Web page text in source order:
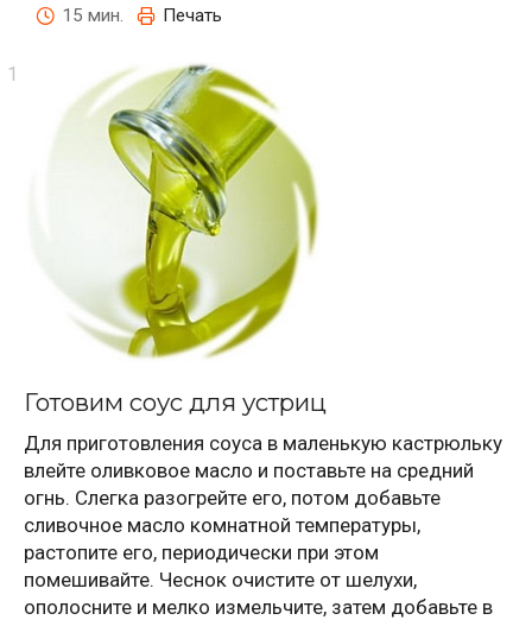
15 мин. Печать
Готовим соус для устриц
Для приготовления соуса в маленькую кастрюльку
влейте оливковое масло и поставьте на средний
огнь. Слегка разогрейте его, потом добавьте
сливочное масло комнатной температуры,
растопите его, периодически при этом
помешивайте. Чеснок очистите от шелухи,
ополосните и мелко измельчите, затем добавьте в